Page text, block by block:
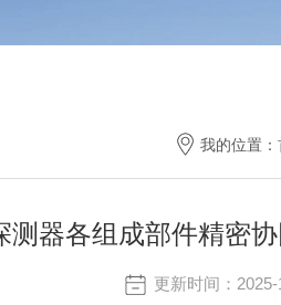
我的位置：
测器各组成部件精密
更新时间：